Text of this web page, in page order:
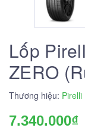
Lốp
ZERO
Thương hiệu: Pirelli
7.340.000₫